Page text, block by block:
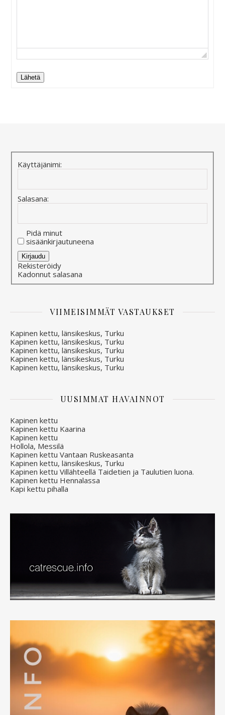
Lähetä
Käyttäjänimi:
Salasana:
Pidä minut
sisäänkirjautuneena
Alternative:
Kirjaudu
Rekisteröidy
Kadonnut salasana
VIIMEISIMMÄT VASTAUKSET
Kapinen kettu, länsikeskus, Turku
Kapinen kettu, länsikeskus, Turku
Kapinen kettu, länsikeskus, Turku
Kapinen kettu, länsikeskus, Turku
Kapinen kettu, länsikeskus, Turku
UUSIMMAT HAVAINNOT
Kapinen kettu
Kapinen kettu Kaarina
Kapinen kettu
Hollola, Messilä
Kapinen kettu Vantaan Ruskeasanta
Kapinen kettu, länsikeskus, Turku
Kapinen kettu Villähteellä Taidetien ja Taulutien luona.
Kapinen kettu Hennalassa
Kapi kettu pihalla